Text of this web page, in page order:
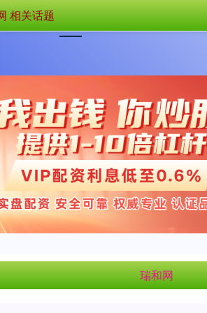
首页 瑞和网
瑞和网
相关话题